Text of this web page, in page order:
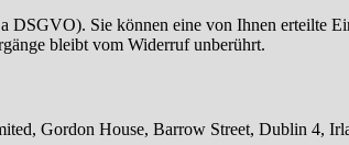
Sie können eine von Ihnen erteilte
bleibt vom Widerruf unberührt.
Gordon House, Barrow Street, Dublin 4,